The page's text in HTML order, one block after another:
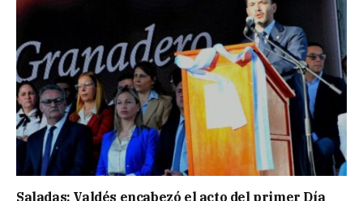
Saladas: Valdés encabezó el acto del primer Día